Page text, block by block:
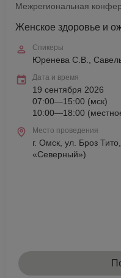
Межрегиональная
Женское здоровье и
Спикеры
Юренева С.В.,
Дата и время
19 сентября 2026
07:00—15:00 (мск)
10:00—18:00
Место проведения
г. Омск, ул. Броз
«Северный»)